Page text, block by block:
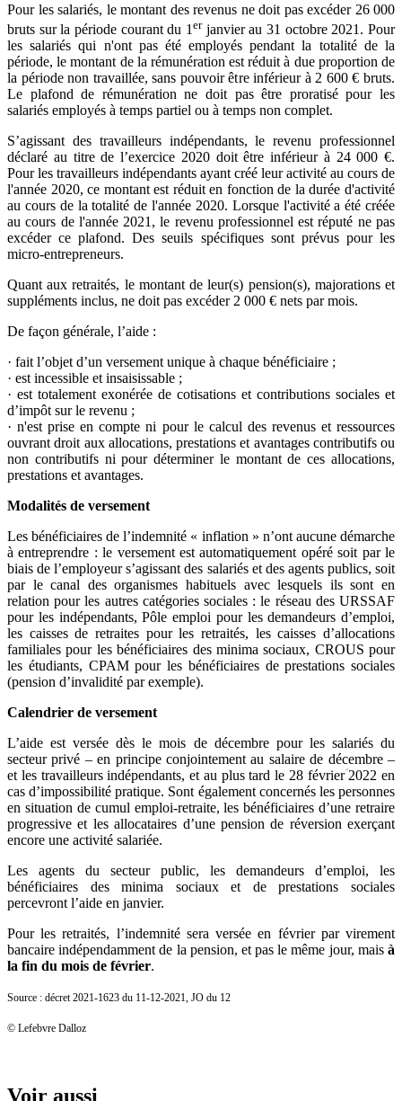
Pour les salariés, le montant des revenus ne doit pas excéder 26 000
bruts sur la période courant du 1 erjanvier au 31 octobre 2021. Pour
les salariés qui n'ont pas été employés pendant la totalité de la
période, le montant de la rémunération est réduit à due proportion de
la période non travaillée, sans pouvoir être inférieur à 2 600 € bruts.
Le plafond de rémunération ne doit pas être proratisé pour les
salariés employés à temps partiel ou à temps non complet.
S’agissant des travailleurs indépendants, le revenu professionnel
déclaré au titre de l’exercice 2020 doit être inférieur à 24 000 €.
Pour les travailleurs indépendants ayant créé leur activité au cours de
l'année 2020, ce montant est réduit en fonction de la durée d'activité
au cours de la totalité de l'année 2020. Lorsque l'activité a été créée
au cours de l'année 2021, le revenu professionnel est réputé ne pas
excéder ce plafond. Des seuils spécifiques sont prévus pour les
micro-entrepreneurs.
Quant aux retraités, le montant de leur(s) pension(s), majorations et
suppléments inclus, ne doit pas excéder 2 000 € nets par mois.
De façon générale, l’aide :
· fait l’objet d’un versement unique à chaque bénéficiaire ;
· est incessible et insaisissable ;
· est totalement exonérée de cotisations et contributions sociales et
d’impôt sur le revenu ;
· n'est prise en compte ni pour le calcul des revenus et ressources
ouvrant droit aux allocations, prestations et avantages contributifs ou
non contributifs ni pour déterminer le montant de ces allocations,
prestations et avantages.
Modalités de versement
Les bénéficiaires de l’indemnité « inflation » n’ont aucune démarche
à entreprendre : le versement est automatiquement opéré soit par le
biais de l’employeur s’agissant des salariés et des agents publics, soit
par le canal des organismes habituels avec lesquels ils sont en
relation pour les autres catégories sociales : le réseau des URSSAF
pour les indépendants, Pôle emploi pour les demandeurs d’emploi,
les caisses de retraites pour les retraités, les caisses d’allocations
familiales pour les bénéficiaires des minima sociaux, CROUS pour
les étudiants, CPAM pour les bénéficiaires de prestations sociales
(pension d’invalidité par exemple).
Calendrier de versement
L’aide est versée dès le mois de décembre pour les salariés du
secteur privé – en principe conjointement au salaire de décembre –
et les travailleurs indépendants, et au plus tard le 28 févrierؘ 2022 en
cas d’impossibilité pratique. Sont également concernés les personnes
en situation de cumul emploi-retraite, les bénéficiaires d’une retraire
progressive et les allocataires d’une pension de réversion exerçant
encore une activité salariée.
Les agents du secteur public, les demandeurs d’emploi, les
bénéficiaires des minima sociaux et de prestations sociales
percevront l’aide en janvier.
Pour les retraités, l’indemnité sera versée en février par virement
bancaire indépendamment de la pension, et pas le même jour, mais à
la fin du mois de février.
Source : décret 2021-1623 du 11-12-2021, JO du 12
© Lefebvre Dalloz
Voir aussi